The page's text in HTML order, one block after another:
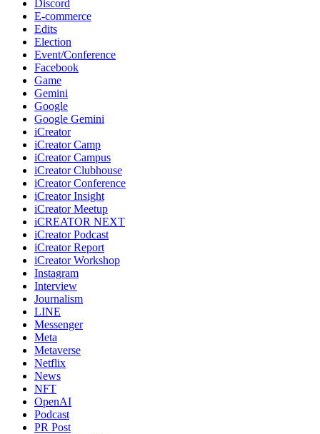
Discord
E-commerce
Edits
Election
Event/Conference
Facebook
Game
Gemini
Google
Google Gemini
iCreator
iCreator Camp
iCreator Campus
iCreator Clubhouse
iCreator Conference
iCreator Insight
iCreator Meetup
iCREATOR NEXT
iCreator Podcast
iCreator Report
iCreator Workshop
Instagram
Interview
Journalism
LINE
Messenger
Meta
Metaverse
Netflix
News
NFT
OpenAI
Podcast
PR Post